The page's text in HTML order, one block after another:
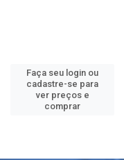
Faça seu login ou
cadastre-se para
ver preços e
comprar